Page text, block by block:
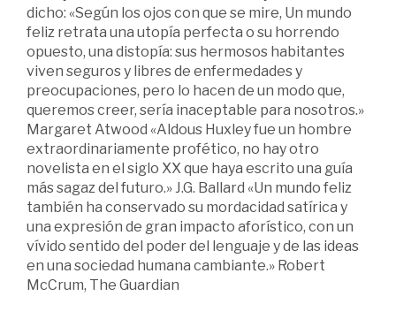
dicho: «Según los ojos con que se mire, Un mundo
feliz retrata una utopía perfecta o su horrendo
opuesto, una distopía: sus hermosos habitantes
viven seguros y libres de enfermedades y
preocupaciones, pero lo hacen de un modo que,
queremos creer, sería inaceptable para nosotros.»
Margaret Atwood «Aldous Huxley fue un hombre
extraordinariamente profético, no hay otro
novelista en el siglo XX que haya escrito una guía
más sagaz del futuro.» J.G. Ballard «Un mundo feliz
también ha conservado su mordacidad satírica y
una expresión de gran impacto aforístico, con un
vívido sentido del poder del lenguaje y de las ideas
en una sociedad humana cambiante.» Robert
McCrum, The Guardian